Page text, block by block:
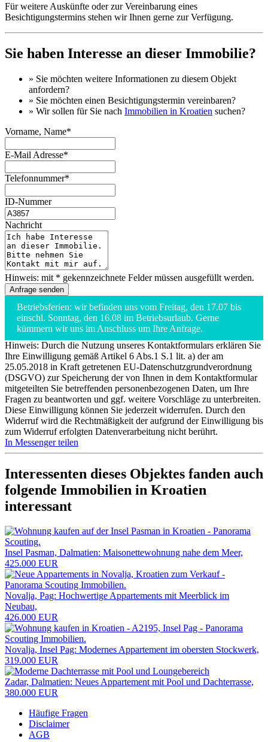
Für weitere Auskünfte oder zur Vereinbarung eines
Besichtigungstermins stehen wir Ihnen gerne zur Verfügung.
Sie haben Interesse an dieser Immobilie?
» Sie möchten weitere Informationen zu diesem Objekt
anfordern?
» Sie möchten einen Besichtigungstermin vereinbaren?
» Wir sollen für Sie nach Immobilien in Kroatien suchen?
Vorname, Name*
E-Mail Adresse*
Telefonnummer*
ID-Nummer
Nachricht
Hinweis: mit * gekennzeichnete Felder müssen ausgefüllt werden.
Betriebsferien: wir befinden uns vom Freitag, den 17.07 bis
einschl. Sonntag, den 16.08 im Betriebsurlaub. Gerne
kümmern wir uns im Anschluss um Ihre Anfrage.
Hinweis: Durch die Nutzung unseres Kontaktformulars erklären Sie
Ihre Einwilligung gemäß Artikel 6 Abs.1 S.1 lit. a) der am
25.05.2018 in Kraft getretenen EU-Datenschutzgrundverordnung
(DSGVO) zur Speicherung der von Ihnen in dem Kontaktformular
mitgeteilten Sie betreffenden personenbezogenen Daten, um Ihre
Fragen zu beantworten und ggf. weitere Vorschläge zu unterbreiten.
Diese Einwilligung können Sie jederzeit widerrufen. Durch den
Widerruf wird die Rechtmäßigkeit der aufgrund der Einwilligung bis
zum Widerruf erfolgten Datenverarbeitung nicht berührt.
In Messenger teilen
Interessenten dieses Objektes fanden auch
folgende Immobilien in Kroatien
interessant
Insel Pasman, Dalmatien: Maisonettewohnung nahe dem Meer,
425.000 EUR
Novalja, Pag: Hochwertige Appartements mit Meerblick im
Neubau,
426.000 EUR
Novalja, Insel Pag: Modernes Appartement im obersten Stockwerk,
319.000 EUR
Zadar, Dalmatien: Neues Appartement mit Pool und Dachterrasse,
380.000 EUR
Häufige Fragen
Disclaimer
AGB